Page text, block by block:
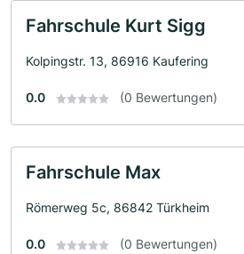
Fahrschule Kurt Sigg
Kolpingstr. 13, 86916 Kaufering
0.0 (0 Bewertungen)
Fahrschule Max
Römerweg 5c, 86842 Türkheim
0.0 (0 Bewertungen)